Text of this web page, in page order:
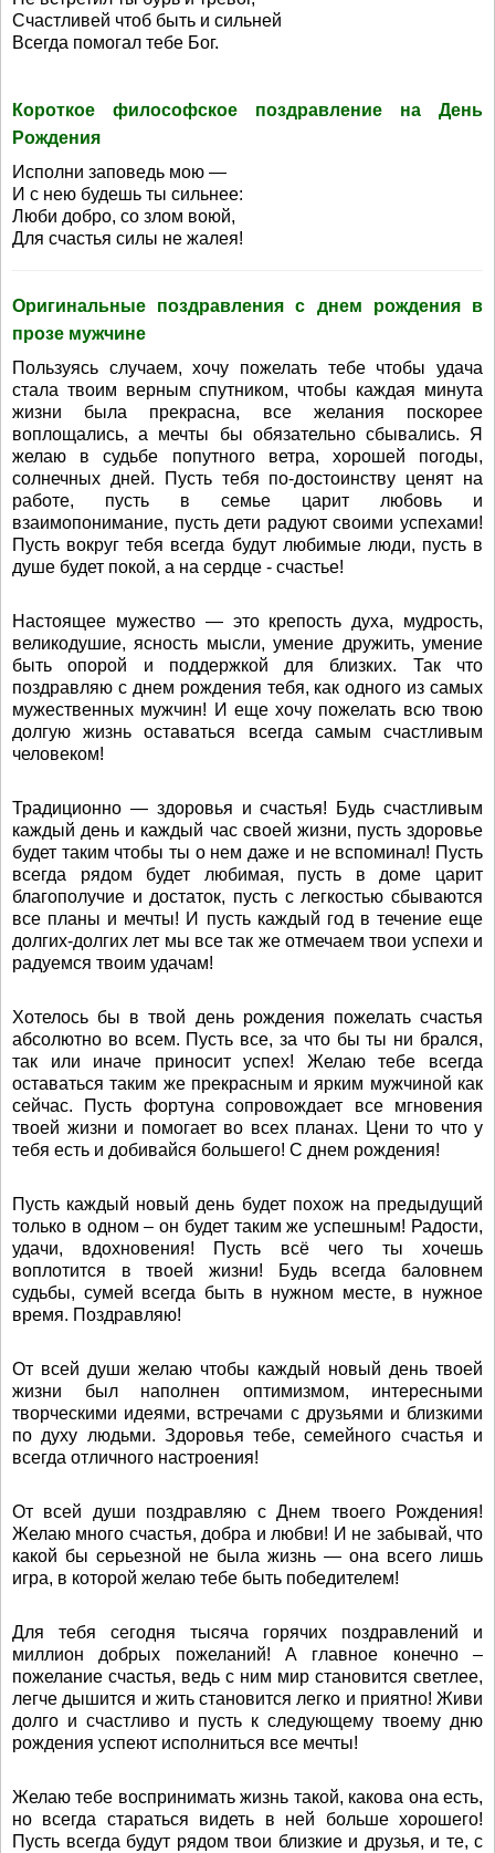
Счастливей чтоб быть и сильней
Всегда помогал тебе Бог.
Короткое философское поздравление на День
Рождения
Исполни заповедь мою —
И с нею будешь ты сильнее:
Люби добро, со злом воюй,
Для счастья силы не жалея!
Оригинальные поздравления с днем рождения в
прозе мужчине
Пользуясь случаем, хочу пожелать тебе чтобы удача
стала твоим верным спутником, чтобы каждая минута
жизни была прекрасна, все желания поскорее
воплощались, а мечты бы обязательно сбывались. Я
желаю в судьбе попутного ветра, хорошей погоды,
солнечных дней. Пусть тебя по-достоинству ценят на
работе, пусть в семье царит любовь и
взаимопонимание, пусть дети радуют своими успехами!
Пусть вокруг тебя всегда будут любимые люди, пусть в
душе будет покой, а на сердце - счастье!
Настоящее мужество — это крепость духа, мудрость,
великодушие, ясность мысли, умение дружить, умение
быть опорой и поддержкой для близких. Так что
поздравляю с днем рождения тебя, как одного из самых
мужественных мужчин! И еще хочу пожелать всю твою
долгую жизнь оставаться всегда самым счастливым
человеком!
Традиционно — здоровья и счастья! Будь счастливым
каждый день и каждый час своей жизни, пусть здоровье
будет таким чтобы ты о нем даже и не вспоминал! Пусть
всегда рядом будет любимая, пусть в доме царит
благополучие и достаток, пусть с легкостью сбываются
все планы и мечты! И пусть каждый год в течение еще
долгих-долгих лет мы все так же отмечаем твои успехи и
радуемся твоим удачам!
Хотелось бы в твой день рождения пожелать счастья
абсолютно во всем. Пусть все, за что бы ты ни брался,
так или иначе приносит успех! Желаю тебе всегда
оставаться таким же прекрасным и ярким мужчиной как
сейчас. Пусть фортуна сопровождает все мгновения
твоей жизни и помогает во всех планах. Цени то что у
тебя есть и добивайся большего! С днем рождения!
Пусть каждый новый день будет похож на предыдущий
только в одном – он будет таким же успешным! Радости,
удачи, вдохновения! Пусть всё чего ты хочешь
воплотится в твоей жизни! Будь всегда баловнем
судьбы, сумей всегда быть в нужном месте, в нужное
время. Поздравляю!
От всей души желаю чтобы каждый новый день твоей
жизни был наполнен оптимизмом, интересными
творческими идеями, встречами с друзьями и близкими
по духу людьми. Здоровья тебе, семейного счастья и
всегда отличного настроения!
От всей души поздравляю с Днем твоего Рождения!
Желаю много счастья, добра и любви! И не забывай, что
какой бы серьезной не была жизнь — она всего лишь
игра, в которой желаю тебе быть победителем!
Для тебя сегодня тысяча горячих поздравлений и
миллион добрых пожеланий! А главное конечно –
пожелание счастья, ведь с ним мир становится светлее,
легче дышится и жить становится легко и приятно! Живи
долго и счастливо и пусть к следующему твоему дню
рождения успеют исполниться все мечты!
Желаю тебе воспринимать жизнь такой, какова она есть,
но всегда стараться видеть в ней больше хорошего!
Пусть всегда будут рядом твои близкие и друзья, и те, с